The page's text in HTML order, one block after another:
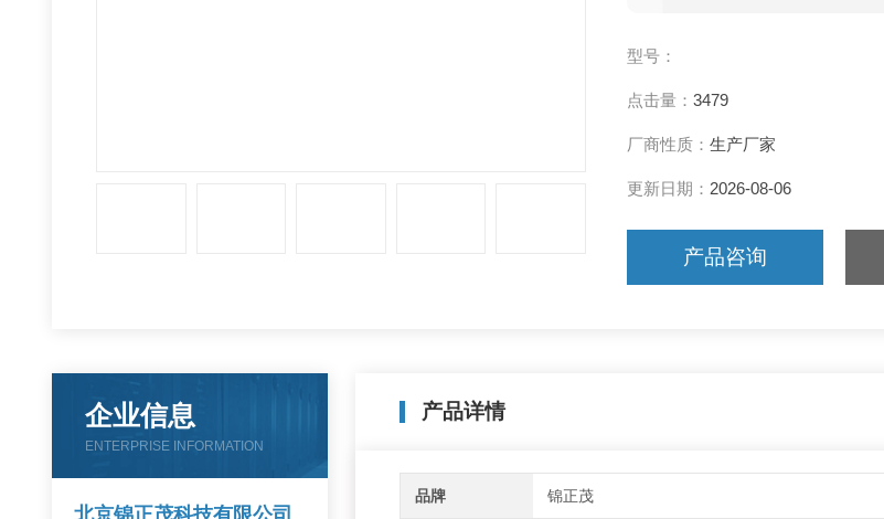
型号：
点击量： 3479
厂商性质： 生产厂家
更新日期： 2026-08-06
产品咨询
产品详情
品牌 锦正茂
企业信息
ENTERPRISE INFORMATION
北京锦正茂科技有限公司